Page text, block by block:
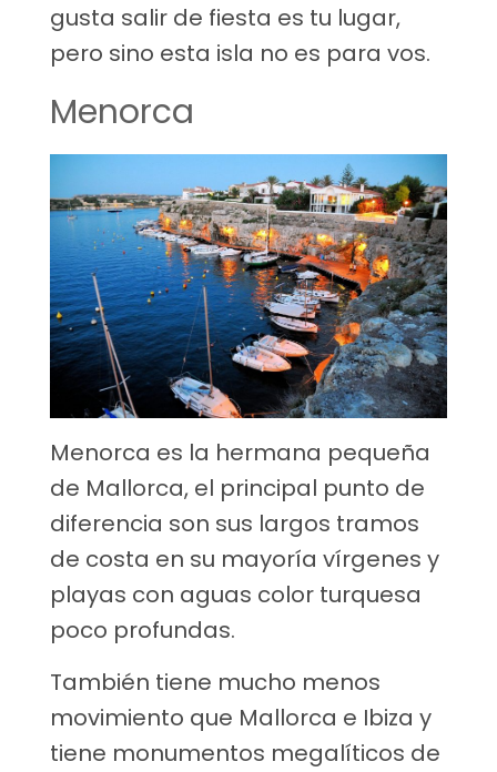
gusta salir de fiesta es tu lugar,
pero sino esta isla no es para vos.
Menorca
Menorca es la hermana pequeña
de Mallorca, el principal punto de
diferencia son sus largos tramos
de costa en su mayoría vírgenes y
playas con aguas color turquesa
poco profundas.
También tiene mucho menos
movimiento que Mallorca e Ibiza y
tiene monumentos megalíticos de